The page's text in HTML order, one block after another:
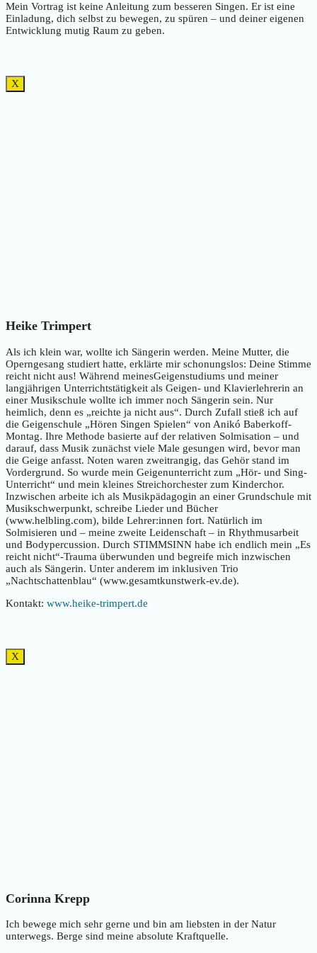
Mein Vortrag ist keine Anleitung zum besseren Singen. Er ist eine
Einladung, dich selbst zu bewegen, zu spüren – und deiner eigenen
Entwicklung mutig Raum zu geben.
X
Heike Trimpert
Als ich klein war, wollte ich Sängerin werden. Meine Mutter, die
Operngesang studiert hatte, erklärte mir schonungslos: Deine Stimme
reicht nicht aus! Während meinesGeigenstudiums und meiner
langjährigen Unterrichtstätigkeit als Geigen- und Klavierlehrerin an
einer Musikschule wollte ich immer noch Sängerin sein. Nur
heimlich, denn es „reichte ja nicht aus“. Durch Zufall stieß ich auf
die Geigenschule „Hören Singen Spielen“ von Anikó Baberkoff-
Montag. Ihre Methode basierte auf der relativen Solmisation – und
darauf, dass Musik zunächst viele Male gesungen wird, bevor man
die Geige anfasst. Noten waren zweitrangig, das Gehör stand im
Vordergrund. So wurde mein Geigenunterricht zum „Hör- und Sing-
Unterricht“ und mein kleines Streichorchester zum Kinderchor.
Inzwischen arbeite ich als Musikpädagogin an einer Grundschule mit
Musikschwerpunkt, schreibe Lieder und Bücher
(www.helbling.com), bilde Lehrer:innen fort. Natürlich im
Solmisieren und – meine zweite Leidenschaft – in Rhythmusarbeit
und Bodypercussion. Durch STIMMSINN habe ich endlich mein „Es
reicht nicht“-Trauma überwunden und begreife mich inzwischen
auch als Sängerin. Unter anderem im inklusiven Trio
„Nachtschattenblau“ (www.gesamtkunstwerk-ev.de).
Kontakt: www.heike-trimpert.de
X
Corinna Krepp
Ich bewege mich sehr gerne und bin am liebsten in der Natur
unterwegs. Berge sind meine absolute Kraftquelle.